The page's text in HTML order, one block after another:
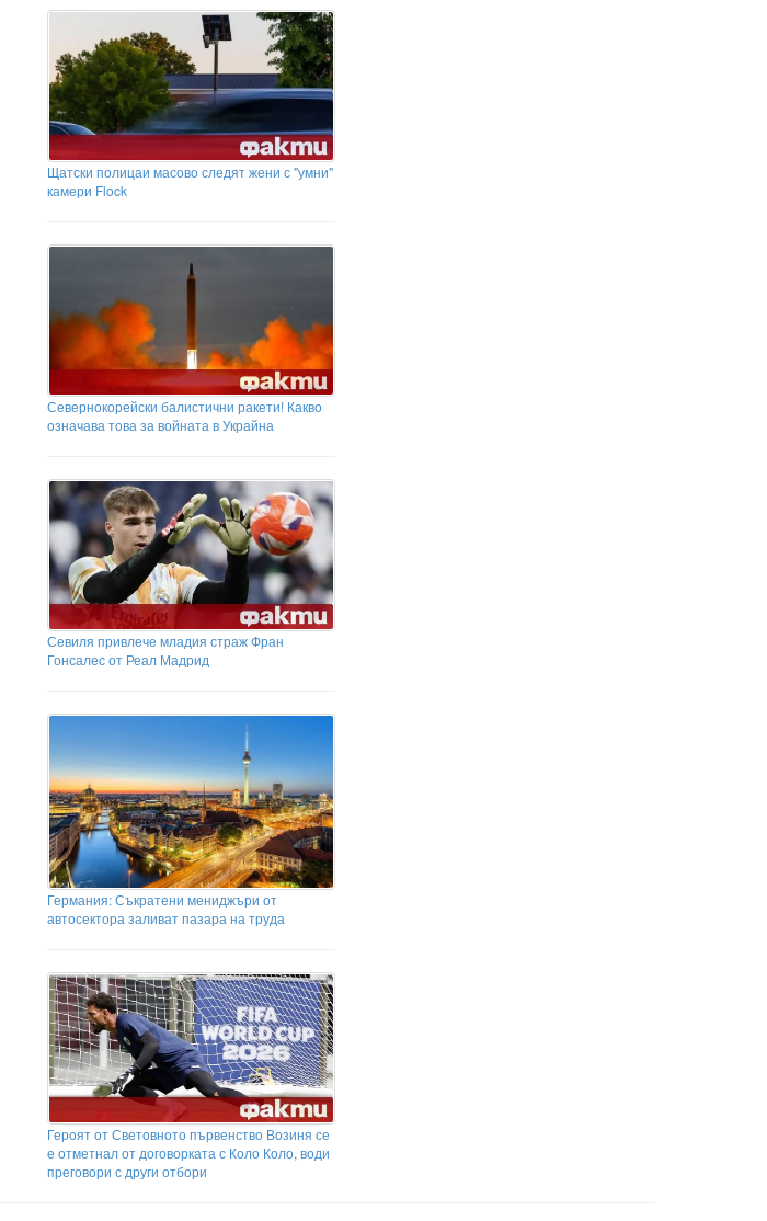
Щатски полицаи масово следят жени с "умни"
камери Flock
Севернокорейски балистични ракети! Какво
означава това за войната в Украйна
Севиля привлече младия страж Фран
Гонсалес от Реал Мадрид
Германия: Съкратени мениджъри от
автосектора заливат пазара на труда
Героят от Световното първенство Возиня се
е отметнал от договорката с Коло Коло, води
преговори с други отбори